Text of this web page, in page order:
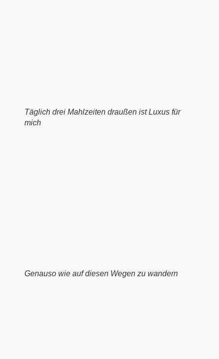
Täglich drei Mahlzeiten draußen ist Luxus für
mich
Genauso wie auf diesen Wegen zu wandern